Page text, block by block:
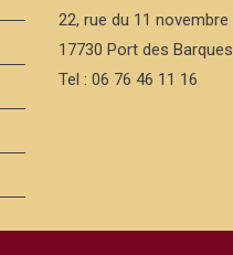
22, rue du 11 novembre
17730 Port des Barques
Tel : 06 76 46 11 16